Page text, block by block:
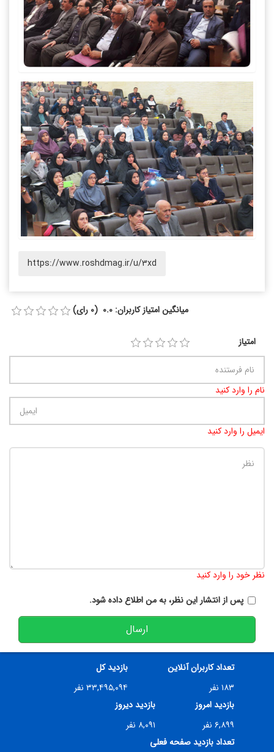
https://www.roshdmag.ir/u/3xd
میانگین امتیاز کاربران: 0.0 (0 رای)
امتیاز
نام را وارد کنید
ایمیل را وارد کنید
نظر خود را وارد کنید
پس از انتشار این نظر، به من اطلاع داده شود.
ارسال
تعداد کاربران آنلاین
۱۸۳ نفر
بازدید کل
۳۳,۴۹۵,۰۹۴ نفر
بازدید امروز
۶,۸۹۹ نفر
بازدید دیروز
۸,۰۹۱ نفر
تعداد بازدید صفحه فعلی